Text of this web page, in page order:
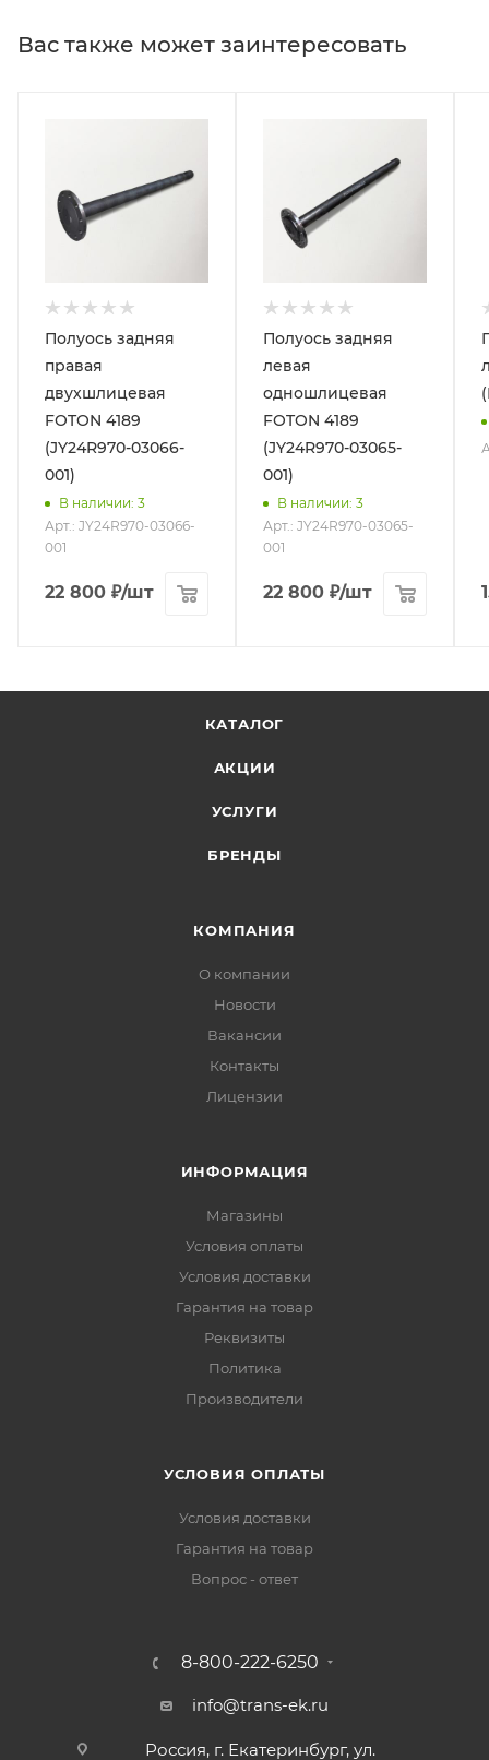
Вас также может заинтересовать
Полуось задняя
правая
двухшлицевая
FOTON 4189
(JY24R970-03066-
001)
В наличии: 3
Арт.: JY24R970-03066-
001
22 800 ₽/шт
Полуось задняя
левая
одношлицевая
FOTON 4189
(JY24R970-03065-
001)
В наличии: 3
Арт.: JY24R970-03065-
001
22 800 ₽/шт
КАТАЛОГ
АКЦИИ
УСЛУГИ
БРЕНДЫ
КОМПАНИЯ
О компании
Новости
Вакансии
Контакты
Лицензии
ИНФОРМАЦИЯ
Магазины
Условия оплаты
Условия доставки
Гарантия на товар
Реквизиты
Политика
Производители
УСЛОВИЯ ОПЛАТЫ
Условия доставки
Гарантия на товар
Вопрос - ответ
8-800-222-6250
info@trans-ek.ru
Россия, г. Екатеринбург, ул.